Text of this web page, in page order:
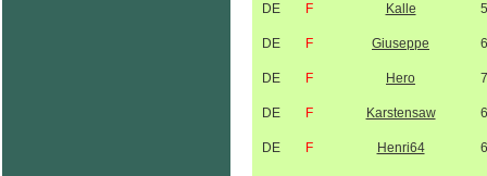
DE F Kalle
DE F Giuseppe
DE F Hero
DE F Karstensaw
DE F Henri64